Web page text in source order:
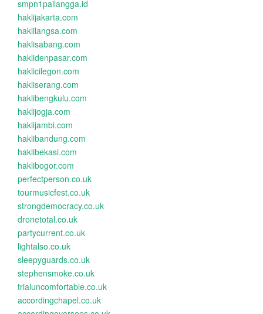
smpn1pailangga.id
haklijakarta.com
haklilangsa.com
haklisabang.com
haklidenpasar.com
haklicilegon.com
hakliserang.com
haklibengkulu.com
haklijogja.com
haklijambi.com
haklibandung.com
haklibekasi.com
haklibogor.com
perfectperson.co.uk
tourmusicfest.co.uk
strongdemocracy.co.uk
dronetotal.co.uk
partycurrent.co.uk
lightalso.co.uk
sleepyguards.co.uk
stephensmoke.co.uk
trialuncomfortable.co.uk
accordingchapel.co.uk